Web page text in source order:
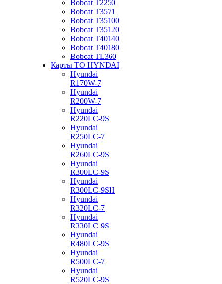
Bobcat Т2250
Bobcat Т3571
Bobcat Т35100
Bobcat Т35120
Bobcat Т40140
Bobcat Т40180
Bobcat ТL360
Карты ТО HYNDAI
Hyundai
R170W-7
Hyundai
R200W-7
Hyundai
R220LC-9S
Hyundai
R250LC-7
Hyundai
R260LC-9S
Hyundai
R300LC-9S
Hyundai
R300LC-9SH
Hyundai
R320LC-7
Hyundai
R330LC-9S
Hyundai
R480LC-9S
Hyundai
R500LC-7
Hyundai
R520LC-9S